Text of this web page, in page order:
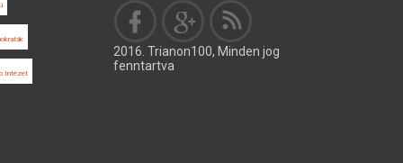
Intézet
2016. Trianon100, Minden jog
fenntartva